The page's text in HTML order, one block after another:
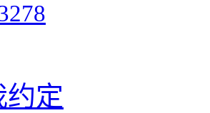
约定